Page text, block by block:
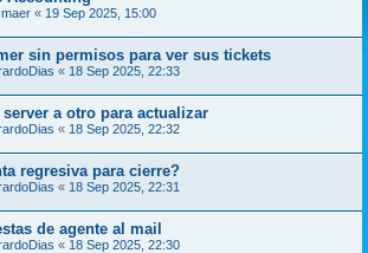
« 19 Sep 2025, 15:00
sin permisos para ver sus tickets
« 18 Sep 2025, 22:33
a otro para actualizar
« 18 Sep 2025, 22:32
regresiva para cierre?
« 18 Sep 2025, 22:31
de agente al mail
« 18 Sep 2025, 22:30